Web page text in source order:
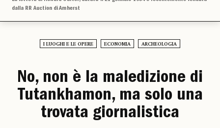
dalla RR Auction di Amherst
I LUOGHI E LE OPERE ECONOMIA ARCHEOLOGIA
No, non è la maledizione di
Tutankhamon, ma solo una
trovata giornalistica